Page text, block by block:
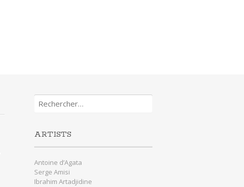
Rechercher :
ARTISTS
Antoine d’Agata
Serge Amisi
Ibrahim Artadjidine